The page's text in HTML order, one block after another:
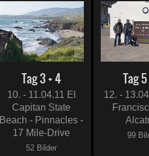
Tag 3 + 4
10. - 11.04.11 El
Capitan State
Beach - Pinnacles -
17 Mile-Drive
52 Bilder
Tag
12. -
99